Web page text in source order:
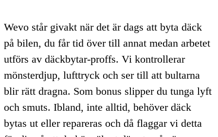
Wevo står givakt när det är dags att byta däck
på bilen, du får tid över till annat medan arbetet
utförs av däckbytar-proffs. Vi kontrollerar
mönsterdjup, lufttryck och ser till att bultarna
blir rätt dragna. Som bonus slipper du tunga lyft
och smuts. Ibland, inte alltid, behöver däck
bytas ut eller repareras och då flaggar vi detta